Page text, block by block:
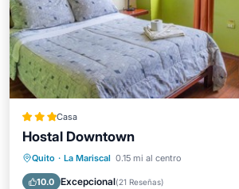
Casa
Hostal Downtown
Quito · La Mariscal 0.15 mi al centro
10.0 Excepcional(21 Reseñas)
Aparcamiento
Balcón/Terraza
Internet
Se admiten mascotas